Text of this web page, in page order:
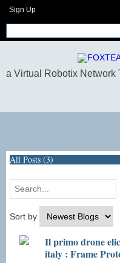
Sign Up
All Posts (3)
Sort by
Il primo drone
italy : Frame